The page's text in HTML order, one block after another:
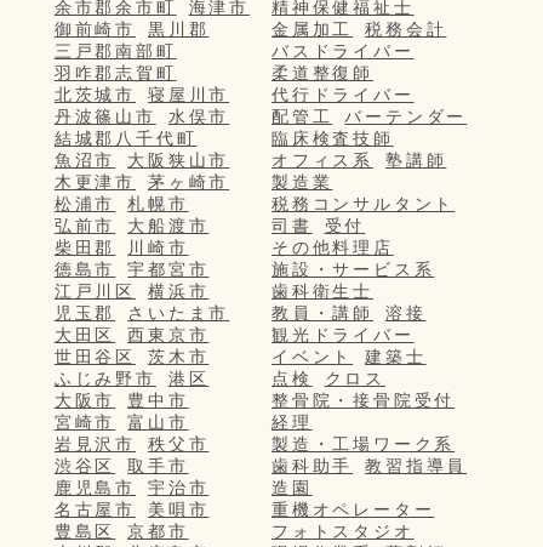
余市郡余市町
海津市
御前崎市
黒川郡
三戸郡南部町
羽咋郡志賀町
北茨城市
寝屋川市
丹波篠山市
水俣市
結城郡八千代町
魚沼市
大阪狭山市
木更津市
茅ヶ崎市
松浦市
札幌市
弘前市
大船渡市
柴田郡
川崎市
徳島市
宇都宮市
江戸川区
横浜市
児玉郡
さいたま市
大田区
西東京市
世田谷区
茨木市
ふじみ野市
港区
大阪市
豊中市
宮崎市
富山市
岩見沢市
秩父市
渋谷区
取手市
鹿児島市
宇治市
名古屋市
美唄市
豊島区
京都市
精神保健福祉士
金属加工
税務会計
バスドライバー
柔道整復師
代行ドライバー
配管工
バーテンダー
臨床検査技師
オフィス系
塾講師
製造業
税務コンサルタント
司書
受付
その他料理店
施設・サービス系
歯科衛生士
教員・講師
溶接
観光ドライバー
イベント
建築士
点検
クロス
整骨院・接骨院受付
経理
製造・工場ワーク系
歯科助手
教習指導員
造園
重機オペレーター
フォトスタジオ